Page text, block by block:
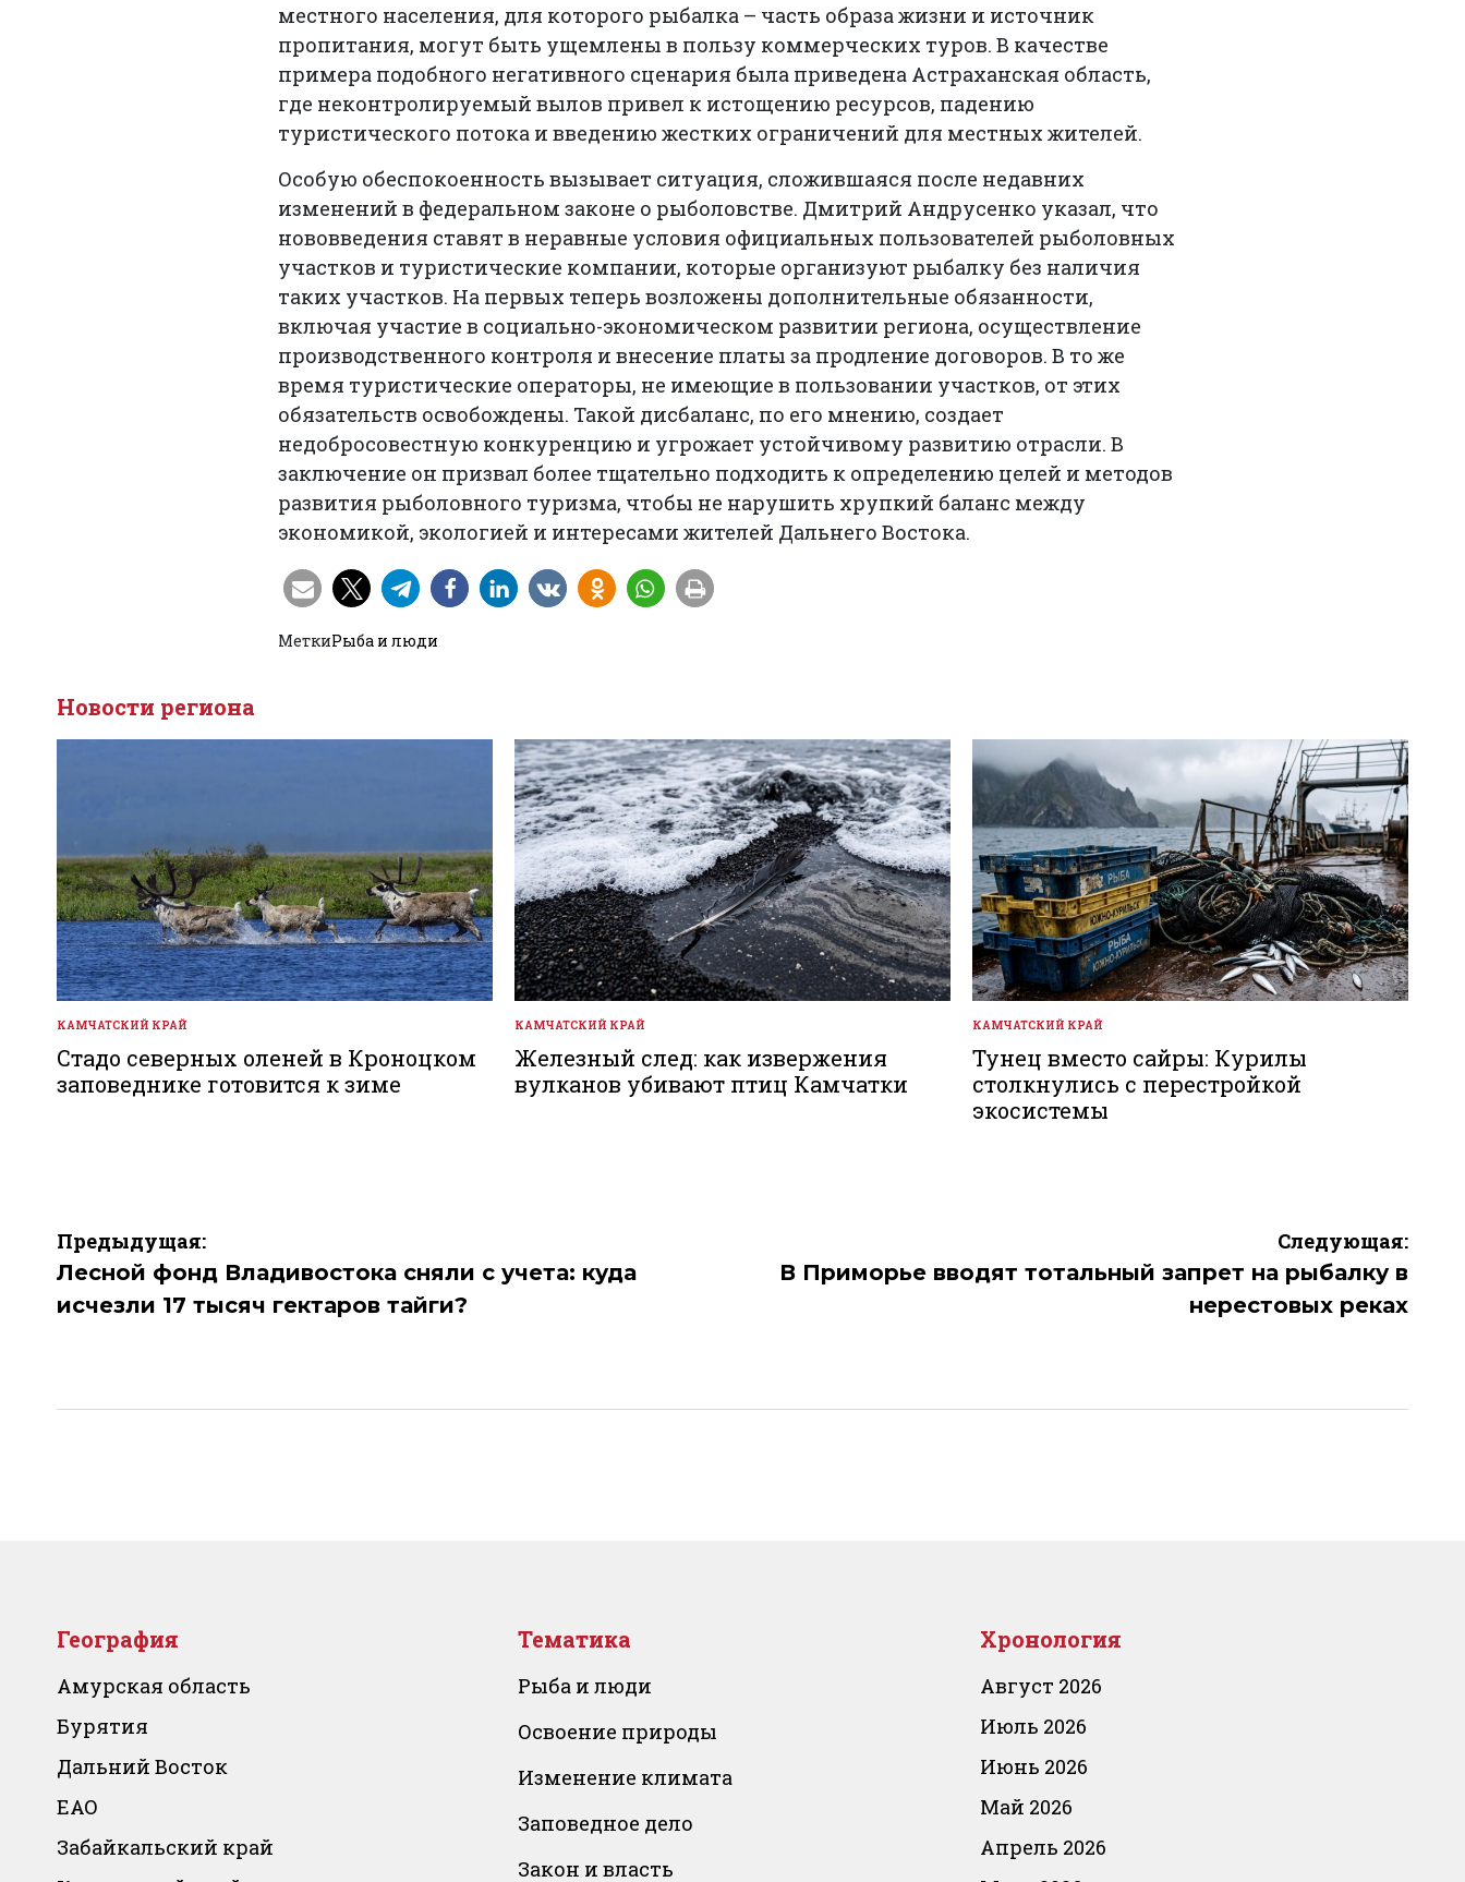
местного населения, для которого рыбалка – часть образа жизни и источник
пропитания, могут быть ущемлены в пользу коммерческих туров. В качестве
примера подобного негативного сценария была приведена Астраханская область,
где неконтролируемый вылов привел к истощению ресурсов, падению
туристического потока и введению жестких ограничений для местных жителей.
Особую обеспокоенность вызывает ситуация, сложившаяся после недавних
изменений в федеральном законе о рыболовстве. Дмитрий Андрусенко указал, что
нововведения ставят в неравные условия официальных пользователей рыболовных
участков и туристические компании, которые организуют рыбалку без наличия
таких участков. На первых теперь возложены дополнительные обязанности,
включая участие в социально-экономическом развитии региона, осуществление
производственного контроля и внесение платы за продление договоров. В то же
время туристические операторы, не имеющие в пользовании участков, от этих
обязательств освобождены. Такой дисбаланс, по его мнению, создает
недобросовестную конкуренцию и угрожает устойчивому развитию отрасли. В
заключение он призвал более тщательно подходить к определению целей и методов
развития рыболовного туризма, чтобы не нарушить хрупкий баланс между
экономикой, экологией и интересами жителей Дальнего Востока.
МеткиРыба и люди
Новости региона
ОПУБЛИКОВАНО
В
КАМЧАТСКИЙ КРАЙ
Стадо северных оленей в Кроноцком
заповеднике готовится к зиме
ОПУБЛИКОВАНО
В
КАМЧАТСКИЙ КРАЙ
Железный след: как извержения
вулканов убивают птиц Камчатки
ОПУБЛИКОВАНО
В
КАМЧАТСКИЙ КРАЙ
Тунец вместо сайры: Курилы
столкнулись с перестройкой
экосистемы
Навигация
по
записям
Предыдущая:
Лесной фонд Владивостока сняли с учета: куда
исчезли 17 тысяч гектаров тайги?
Следующая:
В Приморье вводят тотальный запрет на рыбалку в
нерестовых реках
География
Амурская область
Бурятия
Дальний Восток
ЕАО
Забайкальский край
Тематика
Рыба и люди
Освоение природы
Изменение климата
Заповедное дело
Закон и власть
Хронология
Август 2026
Июль 2026
Июнь 2026
Май 2026
Апрель 2026